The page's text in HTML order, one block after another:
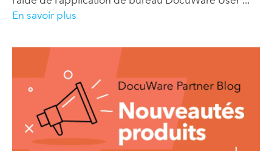
En savoir plus